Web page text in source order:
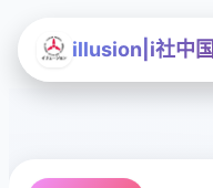
illusion|i社中国